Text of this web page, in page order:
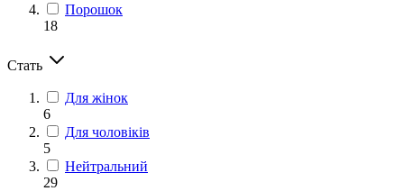
Порошок
18
Стать
Для жінок
6
Для чоловіків
5
Нейтральний
29